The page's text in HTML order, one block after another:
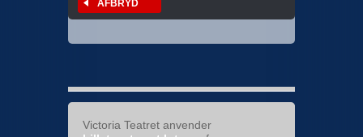
AFBRYD
Victoria Teatret anvender